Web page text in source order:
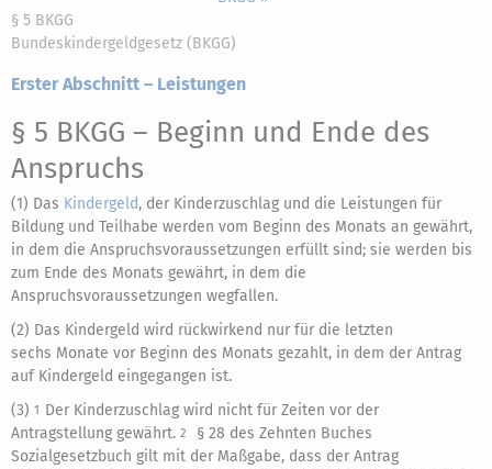
§ 5 BKGG
Bundeskindergeldgesetz (BKGG)
Erster Abschnitt – Leistungen
§ 5 BKGG – Beginn und Ende des
Anspruchs
(1) Das Kindergeld, der Kinderzuschlag und die Leistungen für
Bildung und Teilhabe werden vom Beginn des Monats an gewährt,
in dem die Anspruchsvoraussetzungen erfüllt sind; sie werden bis
zum Ende des Monats gewährt, in dem die
Anspruchsvoraussetzungen wegfallen.
(2) Das Kindergeld wird rückwirkend nur für die letzten
sechs Monate vor Beginn des Monats gezahlt, in dem der Antrag
auf Kindergeld eingegangen ist.
(3) 1 Der Kinderzuschlag wird nicht für Zeiten vor der
Antragstellung gewährt. 2
§ 28 des Zehnten Buches
Sozialgesetzbuch gilt mit der Maßgabe, dass der Antrag